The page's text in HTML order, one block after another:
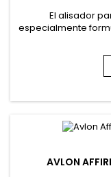
El alisador
especialmente
la sensibilidad
queratina
semillas de
ofrece una
AVLON